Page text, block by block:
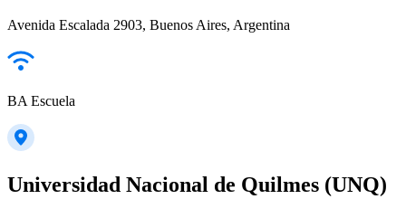
Avenida Escalada 2903, Buenos Aires, Argentina
BA Escuela
Universidad Nacional de Quilmes (UNQ)